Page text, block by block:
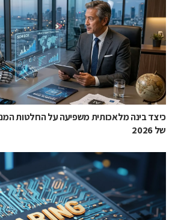
כיצד בינה מלאכותית משפיעה על החלטות
של 2026